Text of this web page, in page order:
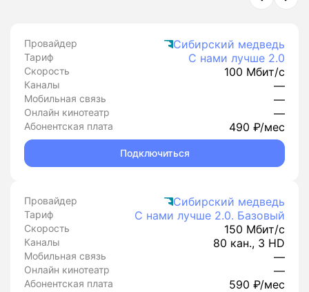
Провайдер Сибирский медведь
Тариф С нами лучше 2.0
Скорость 100 Мбит/с
Каналы —
Мобильная связь —
Онлайн кинотеатр —
Абонентская плата 490 ₽/мес
Подключиться
Провайдер Сибирский медведь
Тариф С нами лучше 2.0. Базовый
Скорость 150 Мбит/с
Каналы 80 кан., 3 HD
Мобильная связь —
Онлайн кинотеатр —
Абонентская плата 590 ₽/мес